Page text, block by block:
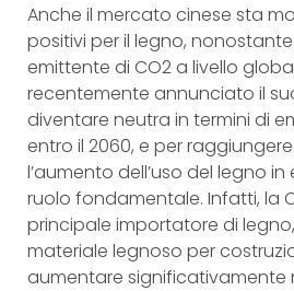
Anche il mercato cinese sta
positivi per il legno,
emittente di CO2 a livello
recentemente annunciato il
diventare neutra in termini di
entro il 2060, e per
l’aumento dell’uso del legno
ruolo fondamentale. Infatti, la
principale importatore di
materiale legnoso per
aumentare significativamente